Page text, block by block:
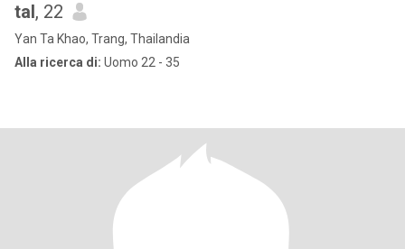
tal, 22
Yan Ta Khao, Trang, Thailandia
Alla ricerca di: Uomo 22 - 35